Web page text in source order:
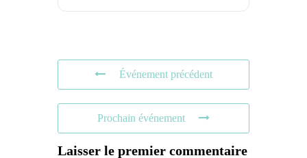
Événement précédent
Prochain événement
Laisser le premier commentaire